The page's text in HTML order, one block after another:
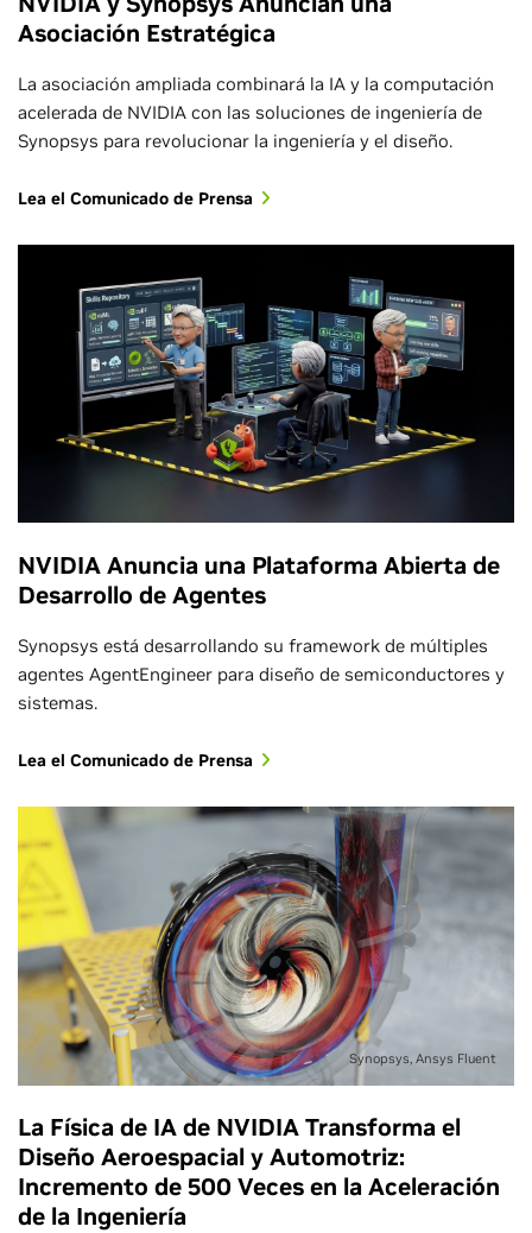
Asociación Estratégica
La asociación ampliada combinará la IA y la computación
acelerada de NVIDIA con las soluciones de ingeniería de
Synopsys para revolucionar la ingeniería y el diseño.
Lea el Comunicado de Prensa
NVIDIA Anuncia una Plataforma Abierta de
Desarrollo de Agentes
Synopsys está desarrollando su framework de múltiples
agentes AgentEngineer para diseño de semiconductores y
sistemas.
Lea el Comunicado de Prensa
Synopsys, Ansys Fluent
La Física de IA de NVIDIA Transforma el
Diseño Aeroespacial y Automotriz:
Incremento de 500 Veces en la Aceleración
de la Ingeniería